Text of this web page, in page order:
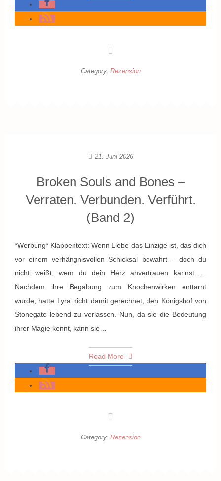
Category: Rezension
21. Juni 2026
Broken Souls and Bones –
Verraten. Verbunden. Verführt.
(Band 2)
*Werbung* Klappentext: Wenn Liebe das Einzige ist, das dich
vor einem verhängnisvollen Schicksal bewahrt – doch du
nicht weißt, wem du dein Herz anvertrauen kannst …
Nachdem ihre Begabung zum Knochenwirken enttarnt
wurde, hatte Lyra nicht damit gerechnet, den Königshof von
Stonegate lebend zu verlassen. Nun, da sie die Bedeutung
ihrer Magie kennt, kann sie…
Read More
Category: Rezension